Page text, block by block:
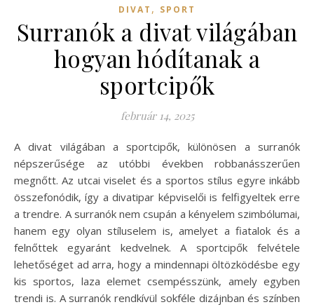
DIVAT , SPORT
Surranók a divat világában
hogyan hódítanak a
sportcipők
február 14, 2025
A divat világában a sportcipők, különösen a surranók
népszerűsége az utóbbi években robbanásszerűen
megnőtt. Az utcai viselet és a sportos stílus egyre inkább
összefonódik, így a divatipar képviselői is felfigyeltek erre
a trendre. A surranók nem csupán a kényelem szimbólumai,
hanem egy olyan stíluselem is, amelyet a fiatalok és a
felnőttek egyaránt kedvelnek. A sportcipők felvétele
lehetőséget ad arra, hogy a mindennapi öltözködésbe egy
kis sportos, laza elemet csempésszünk, amely egyben
trendi is. A surranók rendkívül sokféle dizájnban és színben